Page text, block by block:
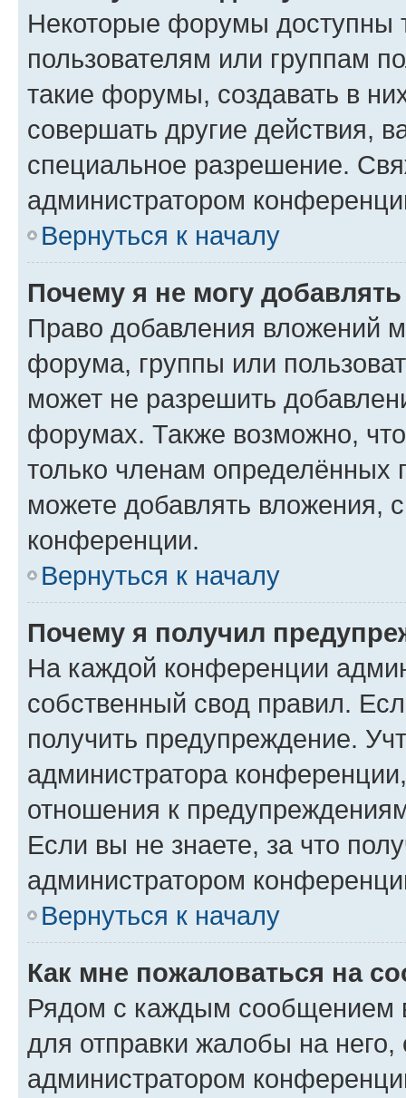
Некоторые форумы доступны
пользователям или группам
такие форумы, создавать в
совершать другие действия,
специальное разрешение.
администратором
Вернуться к началу
Почему я не могу
Право добавления вложений
форума, группы или
может не разрешить
форумах. Также возможно,
только членам определённых
можете добавлять вложения,
конференции.
Вернуться к началу
Почему я получил
На каждой конференции
собственный свод правил.
получить предупреждение.
администратора
отношения к
Если вы не знаете, за что
администратором
Вернуться к началу
Как мне пожаловаться на
Рядом с каждым сообщением
для отправки жалобы на
администратором